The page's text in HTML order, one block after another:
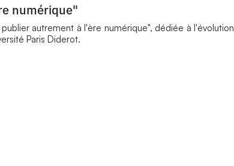
numérique"
autrement à l'ère numérique", dédiée à l'évolution
Paris Diderot.